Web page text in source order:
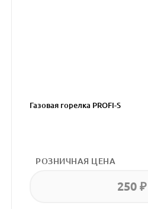
Газовая горелка PROFI-S
РОЗНИЧНАЯ ЦЕНА
250 ₽